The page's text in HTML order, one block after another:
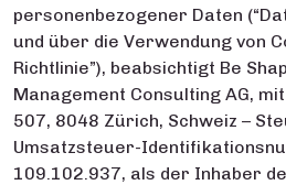
personenbezogener Daten
und über die Verwendung von
Richtlinie”), beabsichtigt Be
Management Consulting AG,
507, 8048 Zürich, Schweiz –
Umsatzsteuer-
109.102.937, als der Inhaber